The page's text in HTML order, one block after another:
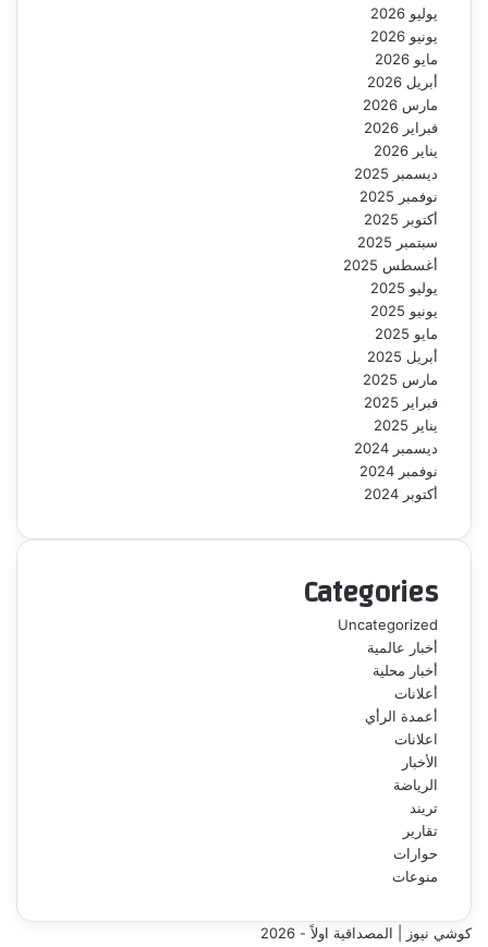
يوليو 2026
يونيو 2026
مايو 2026
أبريل 2026
مارس 2026
فبراير 2026
يناير 2026
ديسمبر 2025
نوفمبر 2025
أكتوبر 2025
سبتمبر 2025
أغسطس 2025
يوليو 2025
يونيو 2025
مايو 2025
أبريل 2025
مارس 2025
فبراير 2025
يناير 2025
ديسمبر 2024
نوفمبر 2024
أكتوبر 2024
Categories
Uncategorized
أخبار عالمية
أخبار محلية
أعلانات
أعمدة الرأي
اعلانات
الأخبار
الرياضة
تريند
تقارير
حوارات
منوعات
كوشي نيوز | المصداقية اولاً - 2026